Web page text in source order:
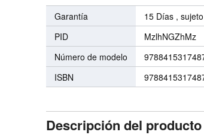
Garantía 15 Días ,
PID
MzlhNGZhMz
Número de modelo
ISBN
Descripción del producto